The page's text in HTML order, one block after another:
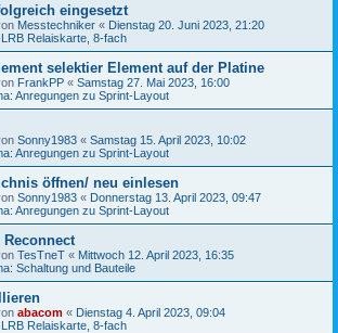
eingesetzt
Messtechniker « Dienstag 20. Juni 2023, 21:20
Relaiskarte, 8-fach
selektier Element auf der Platine
FrankPP « Samstag 27. Mai 2023, 16:00
Anregungen zu Sprint-Layout
Sonny1983 « Samstag 15. April 2023, 10:02
Anregungen zu Sprint-Layout
öffnen/ neu einlesen
Sonny1983 « Donnerstag 13. April 2023, 09:47
Anregungen zu Sprint-Layout
TesTneT « Mittwoch 12. April 2023, 16:35
Schaltung und Bauteile
abacom « Dienstag 4. April 2023, 09:04
Relaiskarte, 8-fach